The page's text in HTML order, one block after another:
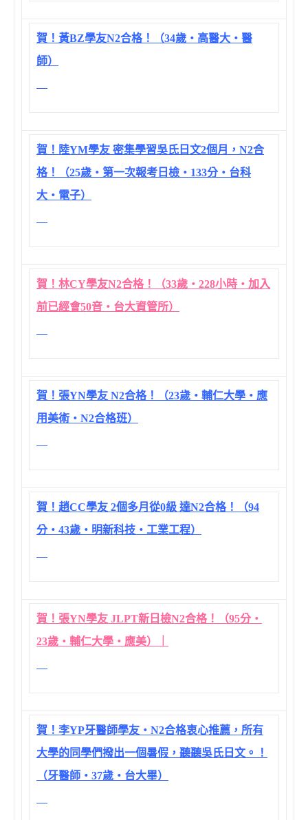
賀！黃BZ學友N2合格！（34歲‧高醫大‧醫
師）
賀！陸YM學友 密集學習吳氏日文2個月，N2合
格！（25歲‧第一次報考日檢‧133分‧台科
大‧電子）
賀！林CY學友N2合格！（33歲‧228小時‧加入
前已經會50音‧台大資管所）
賀！張YN學友 N2合格！（23歲‧輔仁大學‧應
用美術‧N2合格班）
賀！趙CC學友 2個多月從0級 達N2合格！（94
分‧43歲‧明新科技‧工業工程）
賀！張YN學友 JLPT新日檢N2合格！（95分‧
23歲‧輔仁大學‧應美）｜
賀！李YP牙醫師學友‧N2合格衷心推薦，所有
大學的同學們撥出一個暑假，聽聽吳氏日文。！
（牙醫師‧37歲‧台大畢）